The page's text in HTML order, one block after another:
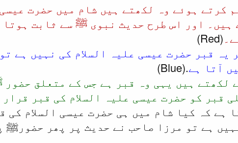
کرتے ہوئے وہ لکھتے ہیں شام میں حضرت
ہیں۔ اور اس طرح حدیث نبوی ﷺ سے ثابت
(Red)
یہ قبر حضرت عیسی علیہ السلام کی نہیں ہے
آتا ہے.(Blue)
لکھتے ہیں یہی وہ قبر ہے جس کے متعلق
قبر کو حضرت عیسی علیہ السلام کی قبر قرار
ہے کہ کیا شام میں ہی حضرت عیسی السلام کی
ہے تو مرزا صاحب نے حدیث پر پھر حضورﷺ